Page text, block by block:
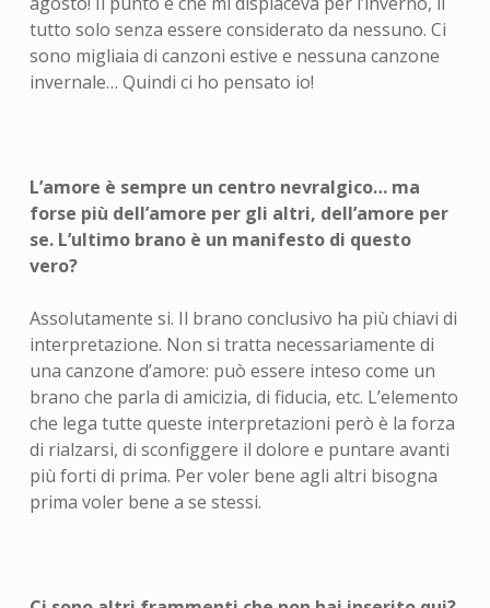
tutto solo senza essere considerato da nessuno. Ci
sono migliaia di canzoni estive e nessuna canzone
invernale… Quindi ci ho pensato io!
L’amore è sempre un centro nevralgico… ma
forse più dell’amore per gli altri, dell’amore per
se. L’ultimo brano è un manifesto di questo
vero?
Assolutamente si. Il brano conclusivo ha più chiavi di
interpretazione. Non si tratta necessariamente di
una canzone d’amore: può essere inteso come un
brano che parla di amicizia, di fiducia, etc. L’elemento
che lega tutte queste interpretazioni però è la forza
di rialzarsi, di sconfiggere il dolore e puntare avanti
più forti di prima. Per voler bene agli altri bisogna
prima voler bene a se stessi.